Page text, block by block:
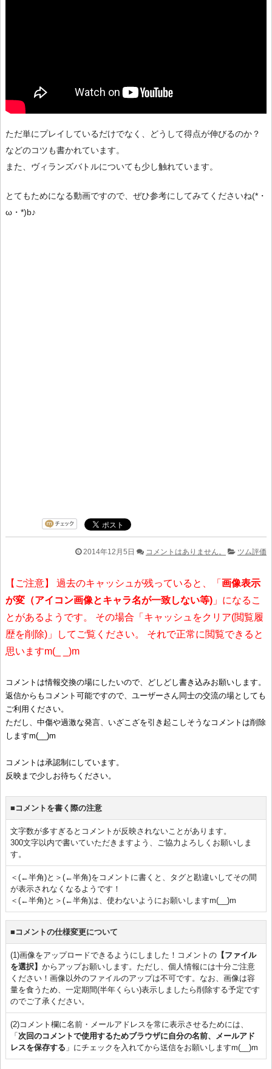
ただ単にプレイしているだけでなく、どうして得点が伸びるのか？
などのコツも書かれています。
また、ヴィランズバトルについても少し触れています。
とてもためになる動画ですので、ぜひ参考にしてみてくださいね(*・
ω・*)b♪
2014年12月5日 コメントはありません。 ツム評価
【ご注意】 過去のキャッシュが残っていると、「 画像表示
が変（アイコン画像とキャラ名が一致しない等) 」になるこ
とがあるようです。 その場合「キャッシュをクリア(閲覧履
歴を削除)」してご覧ください。 それで正常に閲覧できると
思いますm(_ _)m
コメントは情報交換の場にしたいので、どしどし書き込みお願いします。
返信からもコメント可能ですので、ユーザーさん同士の交流の場としても
ご利用ください。
ただし、中傷や過激な発言、いざこざを引き起こしそうなコメントは削除
しますm(__)m
コメントは承認制にしています。
反映まで少しお待ちください。
■コメントを書く際の注意
文字数が多すぎるとコメントが反映されないことがあります。
300文字以内で書いていただきますよう、ご協力よろしくお願いしま
す。
＜(←半角)と＞(←半角)をコメントに書くと、タグと勘違いしてその間
が表示されなくなるようです！
＜(←半角)と＞(←半角)は、使わないようにお願いしますm(__)m
■コメントの仕様変更について
(1)画像をアップロードできるようにしました！コメントの【ファイル
を選択】 からアップお願いします。ただし、個人情報には十分ご注意
ください！画像以外のファイルのアップは不可です。なお、画像は容
量を食うため、一定期間(半年くらい)表示しましたら削除する予定です
のでご了承ください。
(2)コメント欄に名前・メールアドレスを常に表示させるためには、
「次回のコメントで使用するためブラウザに自分の名前、メールアド
レスを保存する 」にチェックを入れてから送信をお願いしますm(__)m